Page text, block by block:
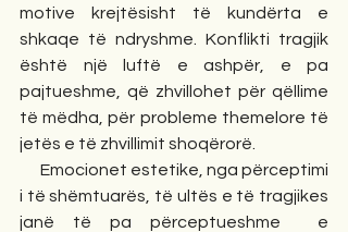
motive krejtësisht të kundërta e
shkaqe të ndryshme. Konflikti tragjik
është një luftë e ashpër, e pa
pajtueshme, që zhvillohet për qëllime
të mëdha, për probleme themelore të
jetës e të zhvillimit shoqërorë.
Emocionet estetike, nga përceptimi
i të shëmtuarës, të ultës e të tragjikes
janë të pa përceptueshme  e